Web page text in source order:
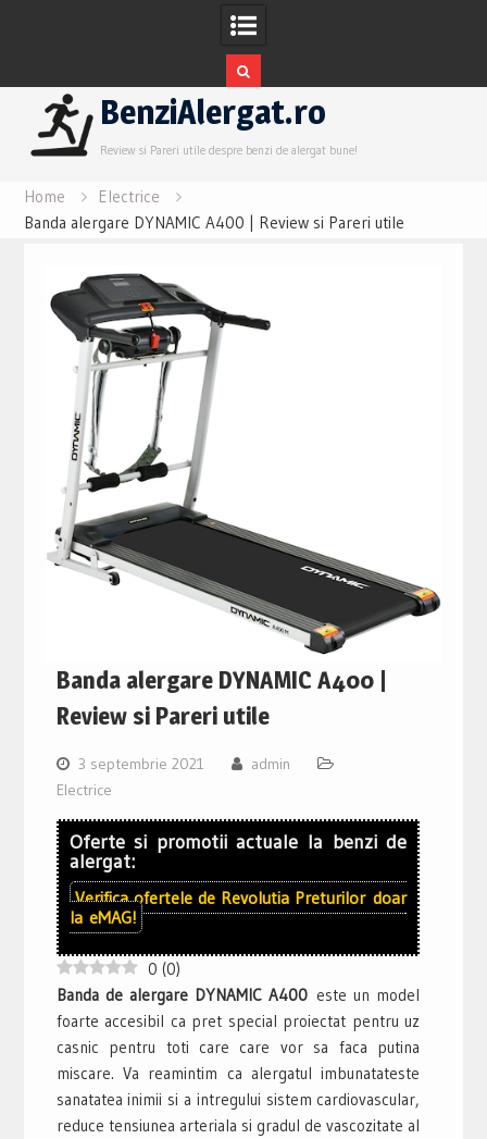
content
BenziAlergat.ro
Review si Pareri utile despre benzi de alergat bune!
Home
Electrice
Banda alergare DYNAMIC A400 | Review si Pareri utile
Banda alergare DYNAMIC A400 |
Review si Pareri utile
3 septembrie 2021
admin
Electrice
Oferte si promotii actuale la benzi de
alergat:
Verifica ofertele de Revolutia Preturilor doar
la eMAG!
0 (0)
Banda de alergare DYNAMIC A400 este un model
foarte accesibil ca pret special proiectat pentru uz
casnic pentru toti care care vor sa faca putina
miscare. Va reamintim ca alergatul imbunatateste
sanatatea inimii si a intregului sistem cardiovascular,
reduce tensiunea arteriala si gradul de vascozitate al